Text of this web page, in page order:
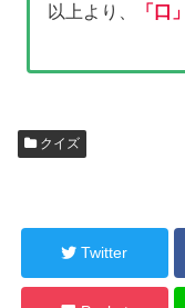
以上より、 「口」
クイズ
Twitter